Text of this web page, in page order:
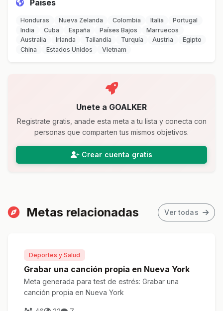
Paises
Honduras Nueva Zelanda Colombia Italia
Portugal
India
Cuba España Países Bajos
Marruecos
Australia
Irlanda Tailandia Turquía Austria
Egipto
China
Estados Unidos Vietnam
Unete a GOALKER
Registrate gratis, anade esta meta a tu lista y conecta con
personas que comparten tus mismos objetivos.
Crear cuenta gratis
Metas relacionadas Ver todas
Deportes y Salud
Grabar una canción propia en Nueva York
Meta generada para test de estrés: Grabar una
canción propia en Nueva York